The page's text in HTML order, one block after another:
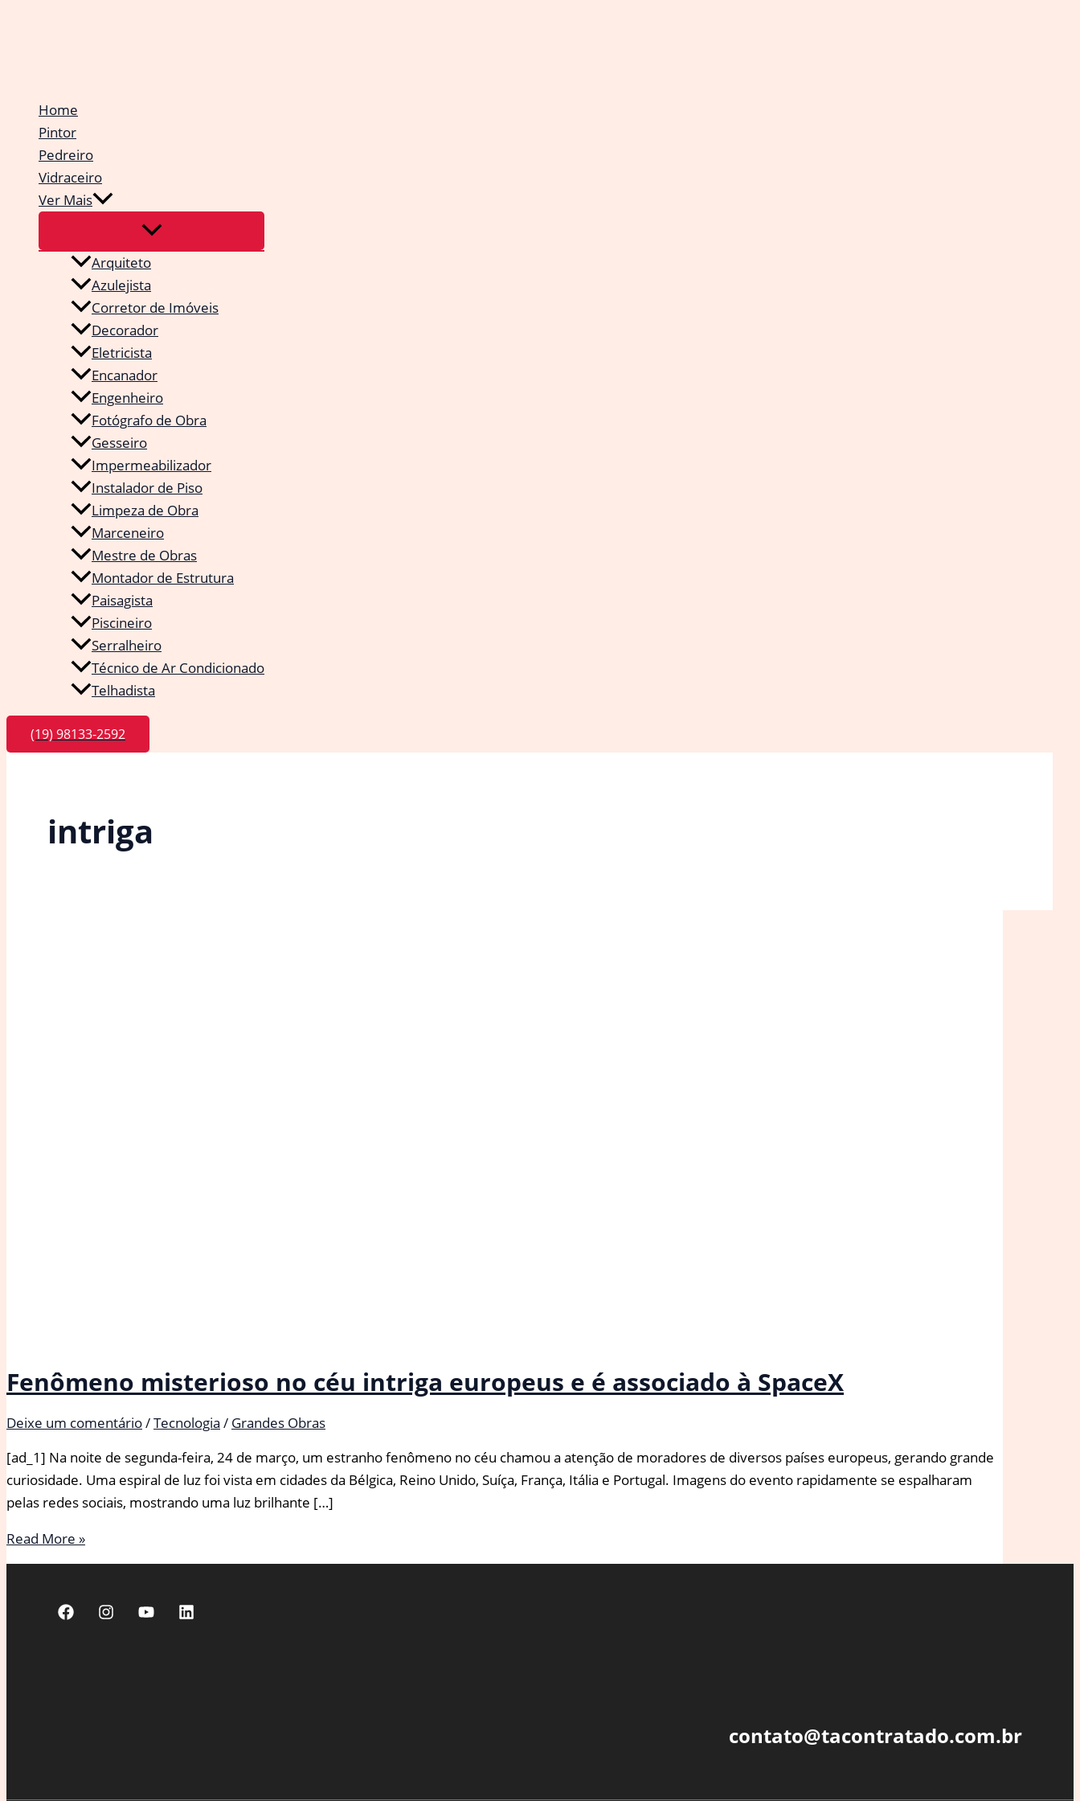
Home
Pintor
Pedreiro
Vidraceiro
Ver Mais
Arquiteto
Azulejista
Corretor de Imóveis
Decorador
Eletricista
Encanador
Engenheiro
Fotógrafo de Obra
Gesseiro
Impermeabilizador
Instalador de Piso
Limpeza de Obra
Marceneiro
Mestre de Obras
Montador de Estrutura
Paisagista
Piscineiro
Serralheiro
Técnico de Ar Condicionado
Telhadista
(19) 98133-2592
intriga
Fenômeno misterioso no céu intriga europeus e é associado à SpaceX
Deixe um comentário/Tecnologia / Grandes Obras
[ad_1] Na noite de segunda-feira, 24 de março, um estranho fenômeno no céu chamou a atenção de moradores de diversos países europeus, gerando grande
curiosidade. Uma espiral de luz foi vista em cidades da Bélgica, Reino Unido, Suíça, França, Itália e Portugal. Imagens do evento rapidamente se espalharam
pelas redes sociais, mostrando uma luz brilhante […]
Fenômeno
misterioso
Read More »
contato@tacontratado.com.br